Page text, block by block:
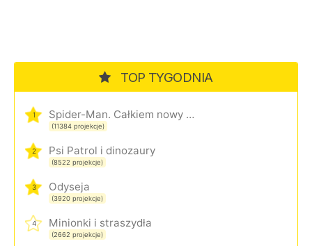
TOP TYGODNIA
1 Spider-Man. Całkiem nowy dzień
(11384 projekcje)
2 Psi Patrol i dinozaury
(8522 projekcje)
3 Odyseja
(3920 projekcje)
4 Minionki i straszydła
(2662 projekcje)